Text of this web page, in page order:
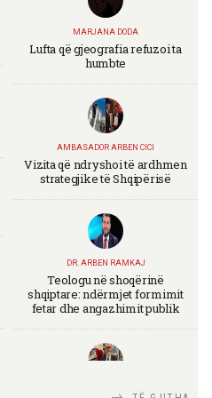
MARJANA DODA
Lufta që gjeografia refuzoi ta
humbte
AMBASADOR ARBEN CICI
Vizita që ndryshoi të ardhmen
strategjike të Shqipërisë
DR. ARBEN RAMKAJ
Teologu në shoqërinë
shqiptare: ndërmjet formimit
fetar dhe angazhimit publik
TIRANA DIPLOMAT